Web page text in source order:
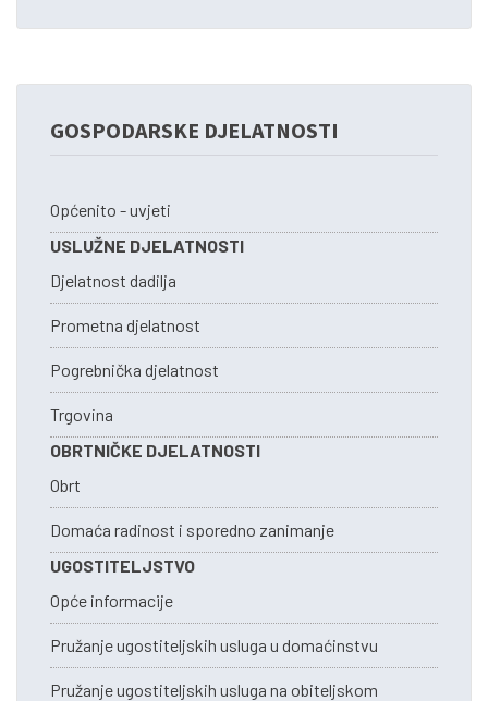
GOSPODARSKE DJELATNOSTI
Općenito - uvjeti
USLUŽNE DJELATNOSTI
Djelatnost dadilja
Prometna djelatnost
Pogrebnička djelatnost
Trgovina
OBRTNIČKE DJELATNOSTI
Obrt
Domaća radinost i sporedno zanimanje
UGOSTITELJSTVO
Opće informacije
Pružanje ugostiteljskih usluga u domaćinstvu
Pružanje ugostiteljskih usluga na obiteljskom